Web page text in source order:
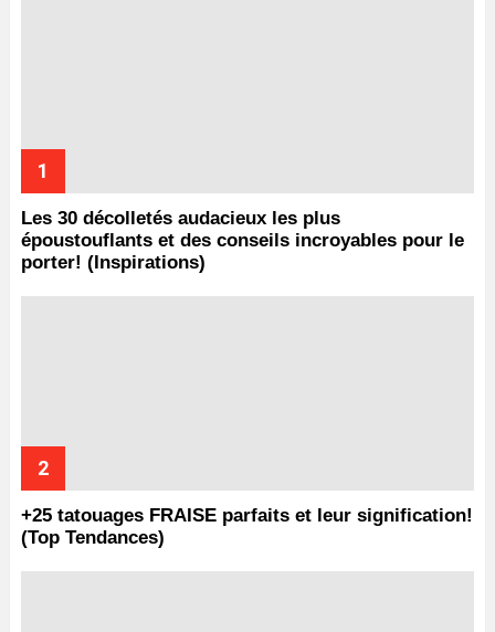
Les 30 décolletés audacieux les plus
époustouflants et des conseils incroyables pour le
porter! (Inspirations)
+25 tatouages ​​FRAISE parfaits et leur signification!
(Top Tendances)